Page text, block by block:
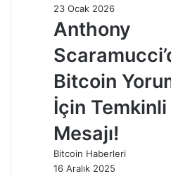
23 Ocak 2026
Anthony
Bitcoin
İçin
Mesajı!
Bitcoin Haberleri
16 Aralık 2025